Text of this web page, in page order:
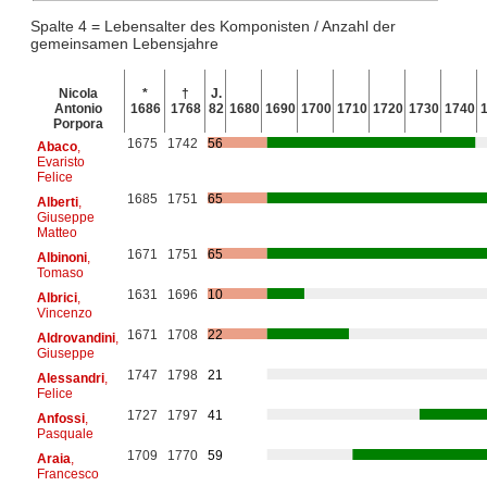
Spalte 4 = Lebensalter des Komponisten / Anzahl der
gemeinsamen Lebensjahre
Nicola
Antonio
Porpora
*
1686
†
1768
J.
82 1680 1690 1700 1710 1720 1730 1740
Abaco,
Evaristo
Felice
1675 1742 56
Alberti,
Giuseppe
Matteo
1685 1751 65
Albinoni,
Tomaso
1671 1751 65
Albrici,
Vincenzo
1631 1696 10
Aldrovandini,
Giuseppe
1671 1708 22
Alessandri,
Felice
1747 1798 21
Anfossi,
Pasquale
1727 1797 41
Araia
Francesco
1709 1770 59